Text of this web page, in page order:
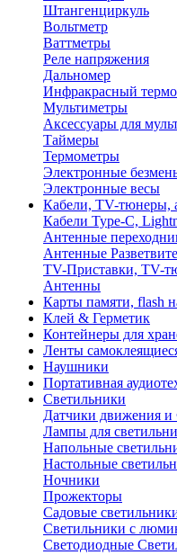
Штангенциркуль
Вольтметр
Ваттметры
Реле напряжения
Дальномер
Инфракрасный
Мультиметры
Аксессуары для
Таймеры
Термометры
Электронные
Электронные весы
Кабели, TV-тюнеры,
Кабели Type-C,
Антенные
Антенные
TV-Приставки, TV-
Антенны
Карты памяти, flash
Клей & Герметик
Контейнеры для
Ленты
Наушники
Портативная
Светильники
Датчики движения и
Лампы для
Напольные
Настольные
Ночники
Прожекторы
Садовые
Светильники с
Светодиодные